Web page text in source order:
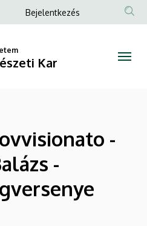
Anonim
menüje
Bejelentkezés
Kar
-
-